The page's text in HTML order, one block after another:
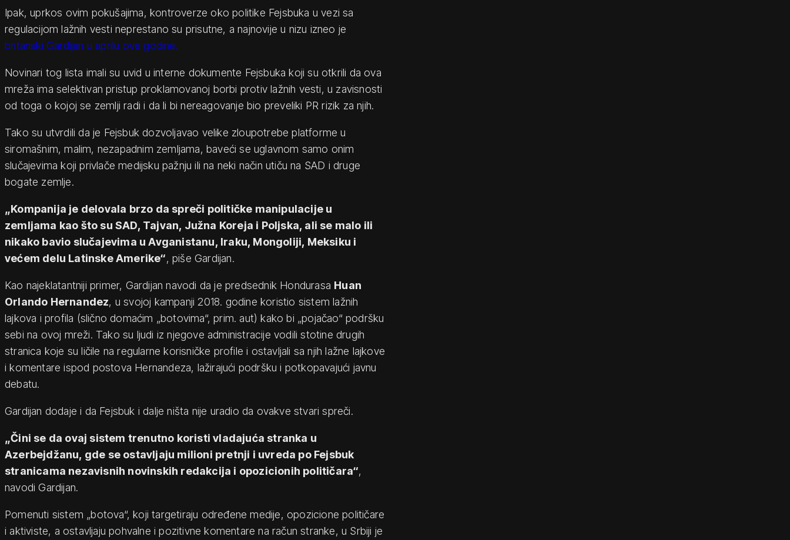
Ipak, uprkos ovim pokušajima, kontroverze oko politike Fejsbuka u vezi sa
regulacijom lažnih vesti neprestano su prisutne, a najnovije u nizu izneo je
britanski Gardijan u aprilu ove godine.
Novinari tog lista imali su uvid u interne dokumente Fejsbuka koji su otkrili da ova
mreža ima selektivan pristup proklamovanoj borbi protiv lažnih vesti, u zavisnosti
od toga o kojoj se zemlji radi i da li bi nereagovanje bio preveliki PR rizik za njih.
Tako su utvrdili da je Fejsbuk dozvoljavao velike zloupotrebe platforme u
siromašnim, malim, nezapadnim zemljama, baveći se uglavnom samo onim
slučajevima koji privlače medijsku pažnju ili na neki način utiču na SAD i druge
bogate zemlje.
„Kompanija je delovala brzo da spreči političke manipulacije u
zemljama kao što su SAD, Tajvan, Južna Koreja i Poljska, ali se malo ili
nikako bavio slučajevima u Avganistanu, Iraku, Mongoliji, Meksiku i
većem delu Latinske Amerike“, piše Gardijan.
Kao najeklatantniji primer, Gardijan navodi da je predsednik Hondurasa Huan
Orlando Hernandez, u svojoj kampanji 2018. godine koristio sistem lažnih
lajkova i profila (slično domaćim „botovima“, prim. aut) kako bi „pojačao“ podršku
sebi na ovoj mreži. Tako su ljudi iz njegove administracije vodili stotine drugih
stranica koje su ličile na regularne korisničke profile i ostavljali sa njih lažne lajkove
i komentare ispod postova Hernandeza, lažirajući podršku i potkopavajući javnu
debatu.
Gardijan dodaje i da Fejsbuk i dalje ništa nije uradio da ovakve stvari spreči.
„Čini se da ovaj sistem trenutno koristi vladajuća stranka u
Azerbejdžanu, gde se ostavljaju milioni pretnji i uvreda po Fejsbuk
stranicama nezavisnih novinskih redakcija i opozicionih političara“,
navodi Gardijan.
Pomenuti sistem „botova“, koji targetiraju određene medije, opozicione političare
i aktiviste, a ostavljaju pohvalne i pozitivne komentare na račun stranke, u Srbiji je